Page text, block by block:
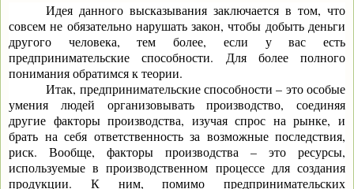
Идея данного высказывания заключается в том, что
совсем не обязательно нарушать закон, чтобы добыть деньги
другого человека, тем более, если у вас есть
предпринимательские способности. Для более полного
понимания обратимся к теории.
Итак, предпринимательские способности – это особые
умения людей организовывать производство, соединяя
другие факторы производства, изучая спрос на рынке, и
брать на себя ответственность за возможные последствия,
риск. Вообще, факторы производства – это ресурсы,
используемые в производственном процессе для создания
продукции. К ним, помимо предпринимательских